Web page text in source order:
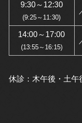
9:30～12:30
(9:25～11:30)
14:00～17:00
(13:55～16:15)
休診：木午後・土午